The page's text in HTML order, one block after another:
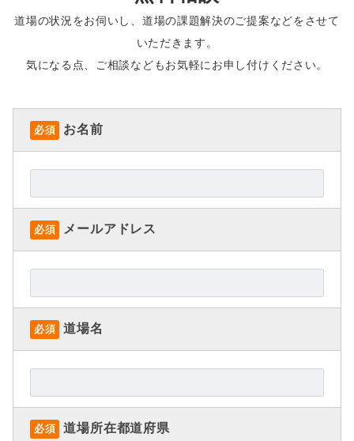
道場の状況をお伺いし、道場の課題解決のご提案などをさせて
いただきます。
気になる点、ご相談などもお気軽にお申し付けください。
必須 お名前
必須 メールアドレス
必須 道場名
必須 道場所在都道府県